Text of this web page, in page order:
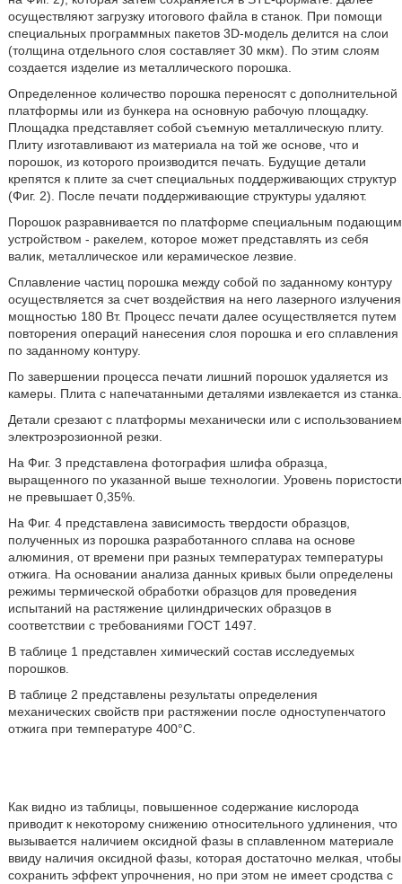
осуществляют загрузку итогового файла в станок. При помощи
специальных программных пакетов 3D-модель делится на слои
(толщина отдельного слоя составляет 30 мкм). По этим слоям
создается изделие из металлического порошка.
Определенное количество порошка переносят с дополнительной
платформы или из бункера на основную рабочую площадку.
Площадка представляет собой съемную металлическую плиту.
Плиту изготавливают из материала на той же основе, что и
порошок, из которого производится печать. Будущие детали
крепятся к плите за счет специальных поддерживающих структур
(Фиг. 2). После печати поддерживающие структуры удаляют.
Порошок разравнивается по платформе специальным подающим
устройством - ракелем, которое может представлять из себя
валик, металлическое или керамическое лезвие.
Сплавление частиц порошка между собой по заданному контуру
осуществляется за счет воздействия на него лазерного излучения
мощностью 180 Вт. Процесс печати далее осуществляется путем
повторения операций нанесения слоя порошка и его сплавления
по заданному контуру.
По завершении процесса печати лишний порошок удаляется из
камеры. Плита с напечатанными деталями извлекается из станка.
Детали срезают с платформы механически или с использованием
электроэрозионной резки.
На Фиг. 3 представлена фотография шлифа образца,
выращенного по указанной выше технологии. Уровень пористости
не превышает 0,35%.
На Фиг. 4 представлена зависимость твердости образцов,
полученных из порошка разработанного сплава на основе
алюминия, от времени при разных температурах температуры
отжига. На основании анализа данных кривых были определены
режимы термической обработки образцов для проведения
испытаний на растяжение цилиндрических образцов в
соответствии с требованиями ГОСТ 1497.
В таблице 1 представлен химический состав исследуемых
порошков.
В таблице 2 представлены результаты определения
механических свойств при растяжении после одноступенчатого
отжига при температуре 400°С.
Как видно из таблицы, повышенное содержание кислорода
приводит к некоторому снижению относительного удлинения, что
вызывается наличием оксидной фазы в сплавленном материале
ввиду наличия оксидной фазы, которая достаточно мелкая, чтобы
сохранить эффект упрочнения, но при этом не имеет сродства с